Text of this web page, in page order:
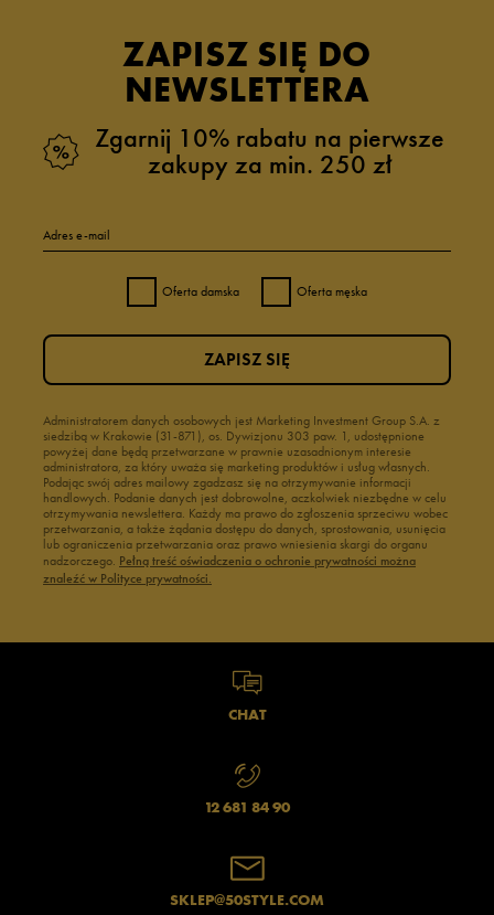
ZAPISZ SIĘ DO
NEWSLETTERA
Zgarnij 10% rabatu na pierwsze
zakupy za min. 250 zł
Adres e-mail
Oferta damska Oferta męska
Administratorem danych osobowych jest Marketing Investment Group S.A. z
siedzibą w Krakowie (31-871), os. Dywizjonu 303 paw. 1, udostępnione
powyżej dane będą przetwarzane w prawnie uzasadnionym interesie
administratora, za który uważa się marketing produktów i usług własnych.
Podając swój adres mailowy zgadzasz się na otrzymywanie informacji
handlowych. Podanie danych jest dobrowolne, aczkolwiek niezbędne w celu
otrzymywania newslettera. Każdy ma prawo do zgłoszenia sprzeciwu wobec
przetwarzania, a także żądania dostępu do danych, sprostowania, usunięcia
lub ograniczenia przetwarzania oraz prawo wniesienia skargi do organu
nadzorczego. Pełną treść oświadczenia o ochronie prywatności można
znaleźć w Polityce prywatności.
ZAPISZ SIĘ
CHAT
12 681 84 90
SKLEP@50STYLE.COM